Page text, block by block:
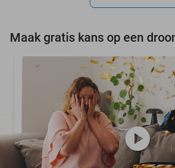
play_circle